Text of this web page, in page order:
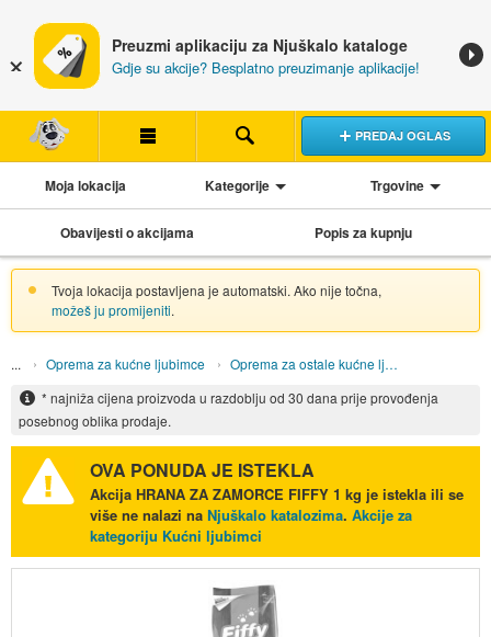
Preuzmi aplikaciju za Njuškalo kataloge
Gdje su akcije? Besplatno preuzimanje aplikacije!
PREDAJ OGLAS
Moja lokacija Kategorije Trgovine
Obavijesti o akcijama Popis za kupnju
Tvoja lokacija postavljena je automatski. Ako nije točna,
možeš ju promijeniti.
Oprema za kućne ljubimce
Oprema za ostale kućne ljubimce
* najniža cijena proizvoda u razdoblju od 30 dana prije provođenja
posebnog oblika prodaje.
OVA PONUDA JE ISTEKLA
Akcija HRANA ZA ZAMORCE FIFFY 1 kg je istekla ili se
više ne nalazi na Njuškalo katalozima. Akcije za
kategoriju Kućni ljubimci